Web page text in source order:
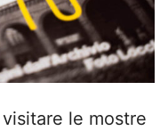
le mostre